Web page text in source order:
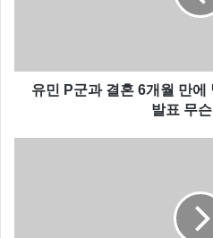
안재욱 음주운전 은 분명 잘
유민 P군과 결혼 6개월 만
발표 무